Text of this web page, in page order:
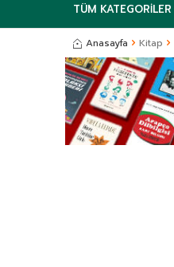
TÜM KATEGORILER
Anasayfa Kitap